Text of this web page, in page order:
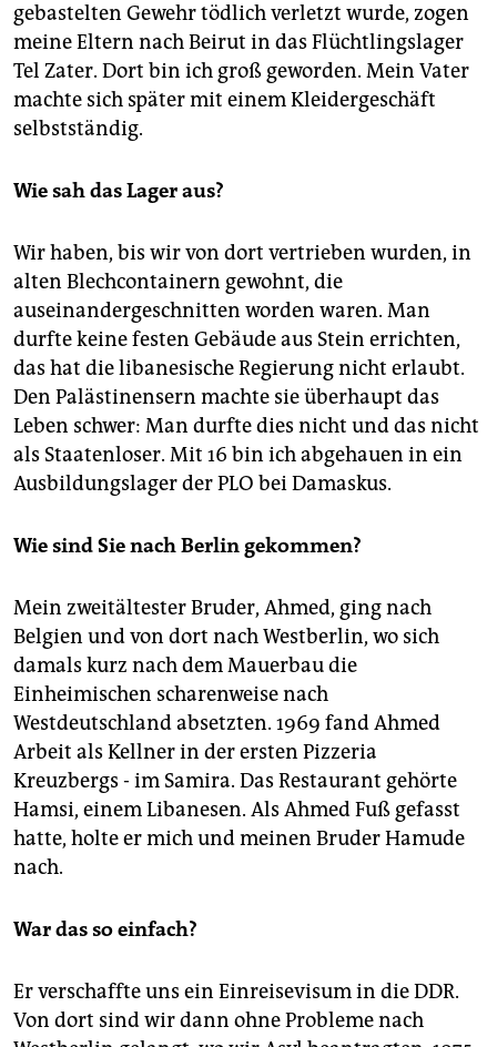
gebastelten Gewehr tödlich verletzt wurde, zogen
meine Eltern nach Beirut in das Flüchtlingslager
Tel Zater. Dort bin ich groß geworden. Mein Vater
machte sich später mit einem Kleidergeschäft
selbstständig.
Wie sah das Lager aus?
Wir haben, bis wir von dort vertrieben wurden, in
alten Blechcontainern gewohnt, die
auseinandergeschnitten worden waren. Man
durfte keine festen Gebäude aus Stein errichten,
das hat die libanesische Regierung nicht erlaubt.
Den Palästinensern machte sie überhaupt das
Leben schwer: Man durfte dies nicht und das nicht
als Staatenloser. Mit 16 bin ich abgehauen in ein
Ausbildungslager der PLO bei Damaskus.
Wie sind Sie nach Berlin gekommen?
Mein zweitältester Bruder, Ahmed, ging nach
Belgien und von dort nach Westberlin, wo sich
damals kurz nach dem Mauerbau die
Einheimischen scharenweise nach
Westdeutschland absetzten. 1969 fand Ahmed
Arbeit als Kellner in der ersten Pizzeria
Kreuzbergs - im Samira. Das Restaurant gehörte
Hamsi, einem Libanesen. Als Ahmed Fuß gefasst
hatte, holte er mich und meinen Bruder Hamude
nach.
War das so einfach?
Er verschaffte uns ein Einreisevisum in die DDR.
Von dort sind wir dann ohne Probleme nach